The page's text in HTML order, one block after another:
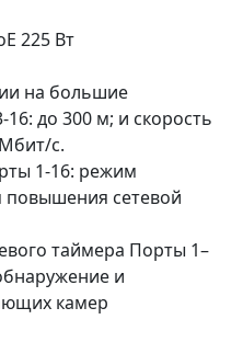
225 Вт
на большие
до 300 м; и скорость
с.
1-16: режим
повышения сетевой
таймера Порты 1–
и
камер